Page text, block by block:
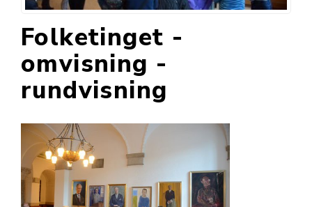
Folketinget -
omvisning -
rundvisning